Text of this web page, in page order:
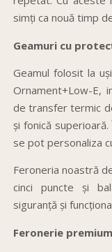
simți ca nouă timp
Geamuri cu
Geamul folosit la
Ornament+Low-E,
de transfer termic
și fonică
se pot personaliza
Feroneria noastră
cinci puncte și
siguranță și
Feronerie premium